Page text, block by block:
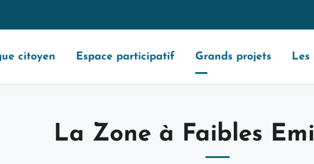
citoyen Espace participatif Grands projets Les
La Zone à Faibles